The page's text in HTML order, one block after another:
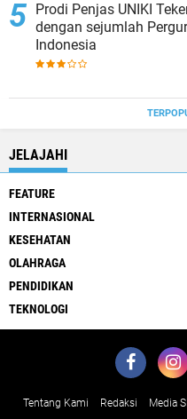
Prodi Penjas UNIKI
dengan sejumlah
Indonesia
JELAJAHI
FEATURE
INTERNASIONAL
KESEHATAN
OLAHRAGA
PENDIDIKAN
TEKNOLOGI
Tentang Kami Redaksi Media